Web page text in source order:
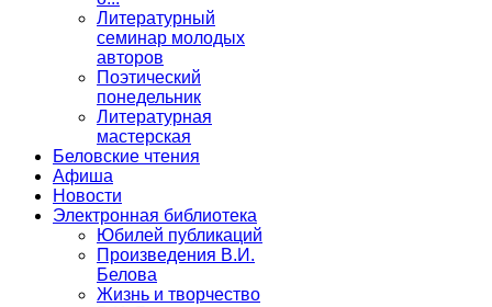
Литературный
семинар молодых
авторов
Поэтический
понедельник
Литературная
мастерская
Беловские чтения
Афиша
Новости
Электронная библиотека
Юбилей публикаций
Произведения В.И.
Белова
Жизнь и творчество